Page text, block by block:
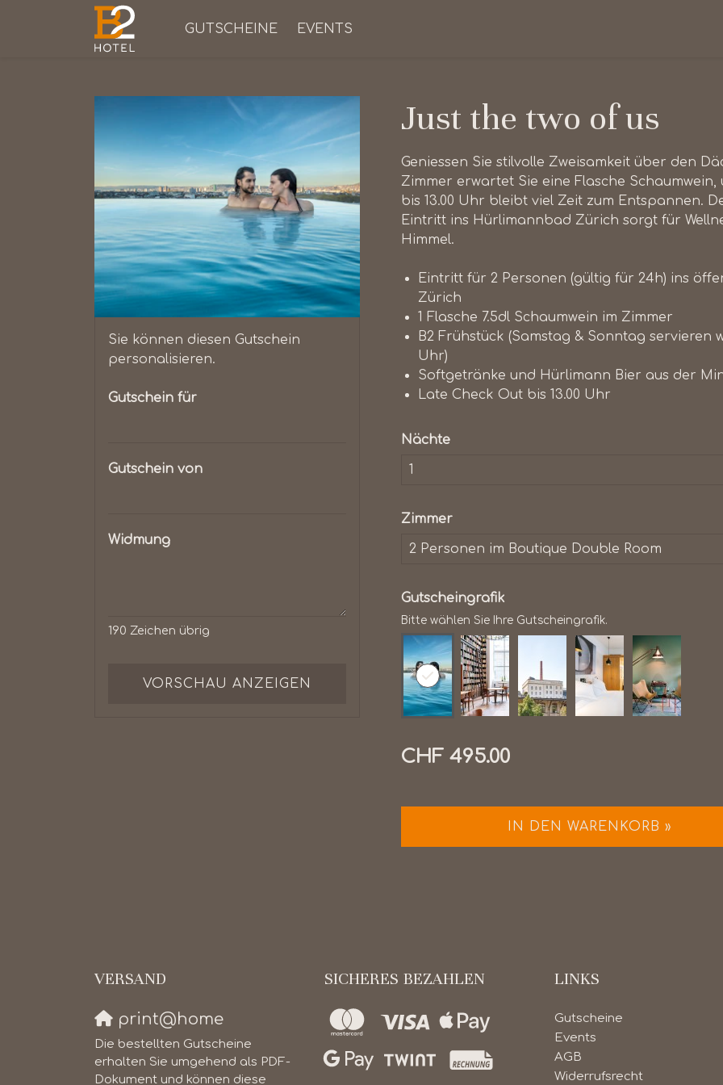
GUTSCHEINE EVENTS
Sie können diesen Gutschein
personalisieren.
Gutschein für
Gutschein von
Widmung
190 Zeichen übrig
VORSCHAU ANZEIGEN
Just the two of us
Geniessen Sie stilvolle Zweisamkeit über den
Zimmer erwartet Sie eine Flasche
bis 13.00 Uhr bleibt viel Zeit zum Entspannen.
Eintritt ins Hürlimannbad Zürich sorgt für
Himmel.
Eintritt für 2 Personen (gültig für 24h) ins
Zürich
1 Flasche 7.5dl Schaumwein im Zimmer
B2 Frühstück (Samstag & Sonntag servieren
Uhr)
Softgetränke und Hürlimann Bier aus der
Late Check Out bis 13.00 Uhr
Nächte
Zimmer
Gutscheingrafik
Bitte wählen Sie Ihre Gutscheingrafik.
CHF 495.00
IN DEN WARENKORB »
VERSAND
print@home
Die bestellten Gutscheine
erhalten Sie umgehend als PDF-
Dokument und können diese
SICHERES BEZAHLEN LINKS
Gutscheine
Events
AGB
Widerrufsrecht